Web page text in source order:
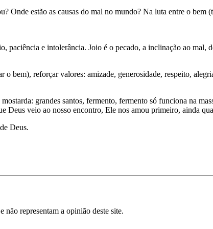
Onde estão as causas do mal no mundo? Na luta entre o
paciência e intolerância. Joio é o pecado, a inclinação ao mal,
bem), reforçar valores: amizade, generosidade, respeito,
grandes santos, fermento, fermento só funciona na
Deus veio ao nosso encontro, Ele nos amou primeiro, ainda
Deus.
não representam a opinião deste site.